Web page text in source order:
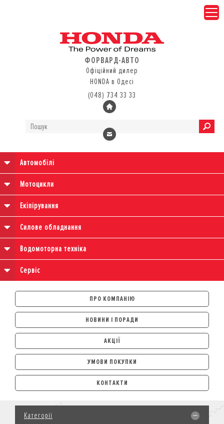
ФОРВАРД-АВТО
Офіційний дилер
HONDA в Одесі
(048) 734 33 33
Автомобілі
Мотоцикли
Екіпірування
Силове обладнання
Водомоторна техніка
Сервіс
ПРО КОМПАНІЮ
НОВИНИ І ПОРАДИ
АКЦІЇ
УМОВИ ПОКУПКИ
АВТОМОБІЛІ
ЛІЗИНГ
КРЕДИТ
СТРАХУВАННЯ
КОНТАКТИ
Категорії